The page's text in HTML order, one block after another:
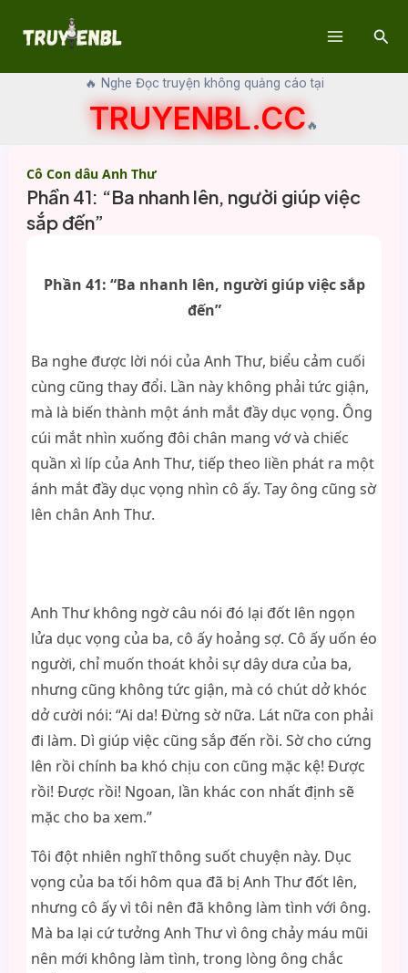
🔥 Nghe Đọc truyện không quảng cáo tại
TRUYENBL.CC🔥
Cô Con dâu Anh Thư
Phần 41: “Ba nhanh lên, người giúp việc
sắp đến”
Phần 41: “Ba nhanh lên, người giúp việc sắp
đến”
Ba nghe được lời nói của Anh Thư, biểu cảm cuối
cùng cũng thay đổi. Lần này không phải tức giận,
mà là biến thành một ánh mắt đầy dục vọng. Ông
cúi mắt nhìn xuống đôi chân mang vớ và chiếc
quần xì líp của Anh Thư, tiếp theo liền phát ra một
ánh mắt đầy dục vọng nhìn cô ấy. Tay ông cũng sờ
lên chân Anh Thư.
Anh Thư không ngờ câu nói đó lại đốt lên ngọn
lửa dục vọng của ba, cô ấy hoảng sợ. Cô ấy uốn éo
người, chỉ muốn thoát khỏi sự dây dưa của ba,
nhưng cũng không tức giận, mà có chút dở khóc
dở cười nói: “Ai da! Đừng sờ nữa. Lát nữa con phải
đi làm. Dì giúp việc cũng sắp đến rồi. Sờ cho cứng
lên rồi chính ba khó chịu con cũng mặc kệ! Được
rồi! Được rồi! Ngoan, lần khác con nhất định sẽ
mặc cho ba xem.”
Tôi đột nhiên nghĩ thông suốt chuyện này. Dục
vọng của ba tối hôm qua đã bị Anh Thư đốt lên,
nhưng cô ấy vì tôi nên đã không làm tình với ông.
Mà ba lại cứ tưởng Anh Thư vì ông chảy máu mũi
nên mới không làm tình, trong lòng ông chắc